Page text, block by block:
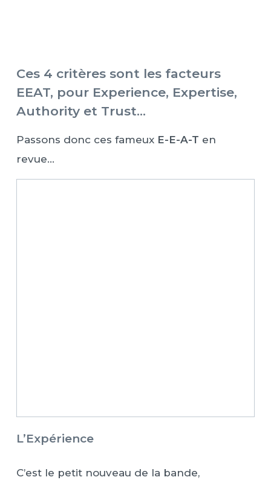
Ces 4 critères sont les facteurs
EEAT, pour Experience, Expertise,
Authority et Trust…
Passons donc ces fameux E-E-A-T en
revue…
L’Expérience
C’est le petit nouveau de la bande,